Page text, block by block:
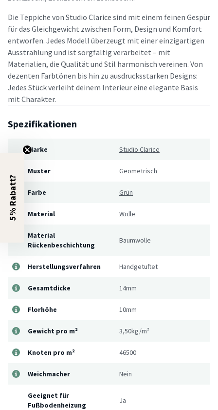
Die Teppiche von Studio Clarice sind mit einem feinen Gespür
für das Gleichgewicht zwischen Form, Design und Komfort
entworfen. Jedes Modell überzeugt mit einer einzigartigen
Ausstrahlung und ist sorgfältig verarbeitet – mit
Materialien, die Qualität und Stil harmonisch vereinen. Von
dezenten Farbtönen bis hin zu ausdrucksstarken Designs:
Jedes Stück verleiht deinem Interieur eine elegante Basis
mit Charakter.
Spezifikationen
Marke Studio Clarice
Muster Geometrisch
Farbe Grün
Material Wolle
Material
Rückenbeschichtung
Baumwolle
Herstellungsverfahren Handgetuftet
Gesamtdicke 14mm
Florhöhe 10mm
Gewicht pro m² 3,50kg/m²
Knoten pro m² 46500
Weichmacher Nein
Geeignet für
Fußbodenheizung
Ja
5% Rabatt?